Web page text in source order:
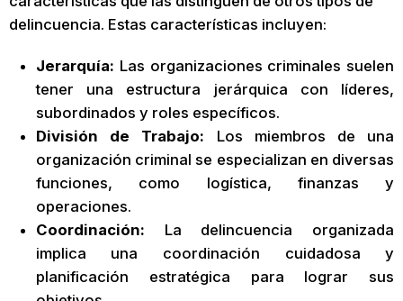
delincuencia. Estas características incluyen:
Jerarquía: Las organizaciones criminales suelen
tener una estructura jerárquica con líderes,
subordinados y roles específicos.
División de Trabajo: Los miembros de una
organización criminal se especializan en diversas
funciones, como logística, finanzas y
operaciones.
Coordinación: La delincuencia organizada
implica una coordinación cuidadosa y
planificación estratégica para lograr sus